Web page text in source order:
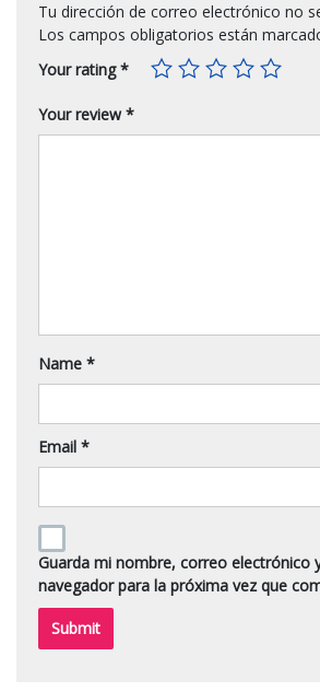
Tu dirección de correo electrónico no
Los campos obligatorios están
Your rating*
Your review*
Name *
Email *
Guarda mi nombre, correo electrónico
navegador para la próxima vez que